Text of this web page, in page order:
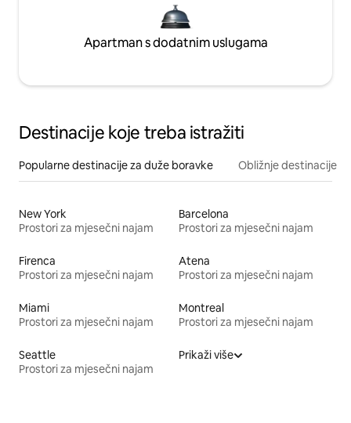
Apartman s dodatnim uslugama
Destinacije koje treba istražiti
Popularne destinacije za duže boravke Obližnje destinacije
New York
Prostori za mjesečni najam
Barcelona
Prostori za mjesečni najam
Firenca
Prostori za mjesečni najam
Atena
Prostori za mjesečni najam
Miami
Prostori za mjesečni najam
Montreal
Prostori za mjesečni najam
Seattle
Prostori za mjesečni najam
Prikaži više